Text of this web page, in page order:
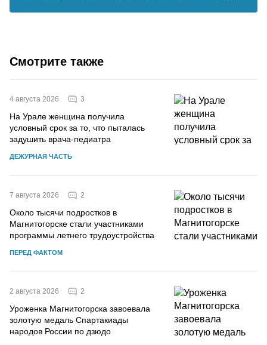
Смотрите также
4 августа 2026 3
На Урале женщина получила
условный срок за то, что пыталась
задушить врача-педиатра
ДЕЖУРНАЯ ЧАСТЬ
7 августа 2026 2
Около тысячи подростков в
Магнитогорске стали участниками
программы летнего трудоустройства
ПЕРЕД ФАКТОМ
2 августа 2026 2
Уроженка Магнитогорска завоевала
золотую медаль Спартакиады
народов России по дзюдо